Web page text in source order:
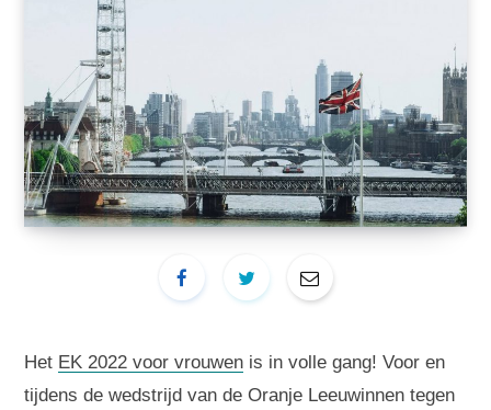
Het EK 2022 voor vrouwen is in volle gang! Voor en
tijdens de wedstrijd van de Oranje Leeuwinnen tegen